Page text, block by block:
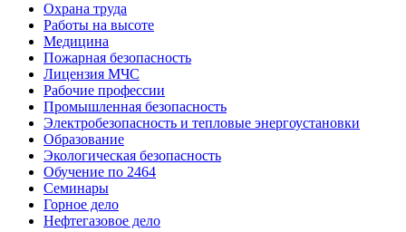
Охрана труда
Работы на высоте
Медицина
Пожарная безопасность
Лицензия МЧС
Рабочие профессии
Промышленная безопасность
Электробезопасность и тепловые энергоустановки
Образование
Экологическая безопасность
Обучение по 2464
Семинары
Горное дело
Нефтегазовое дело